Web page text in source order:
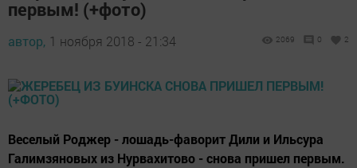
первым! (+фото)
автор, 1 ноября 2018 - 21:34 2069 0 2
Веселый Роджер - лошадь-фаворит Дили и Ильсура
Галимзяновых из Нурвахитово - снова пришел первым.